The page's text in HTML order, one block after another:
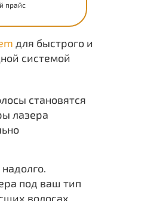
прайс
для быстрого и
системой
становятся
лазера
под ваш тип
волосах.